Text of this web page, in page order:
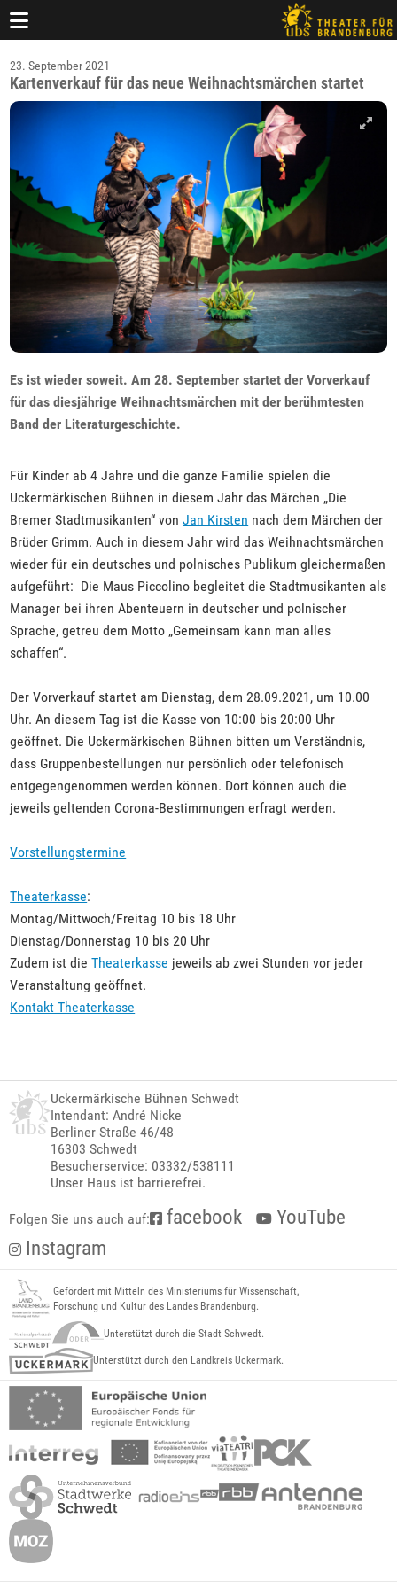
23. September 2021
Kartenverkauf für das neue Weihnachtsmärchen startet
Es ist wieder soweit. Am 28. September startet der Vorverkauf
für das diesjährige Weihnachtsmärchen mit der berühmtesten
Band der Literaturgeschichte.
Für Kinder ab 4 Jahre und die ganze Familie spielen die
Uckermärkischen Bühnen in diesem Jahr das Märchen „Die
Bremer Stadtmusikanten“ vonJan Kirsten nach dem Märchen der
Brüder Grimm. Auch in diesem Jahr wird das Weihnachtsmärchen
wieder für ein deutsches und polnisches Publikum gleichermaßen
aufgeführt: Die Maus Piccolino begleitet die Stadtmusikanten als
Manager bei ihren Abenteuern in deutscher und polnischer
Sprache, getreu dem Motto „Gemeinsam kann man alles
schaffen“.
Der Vorverkauf startet am Dienstag, dem 28.09.2021, um 10.00
Uhr. An diesem Tag ist die Kasse von 10:00 bis 20:00 Uhr
geöffnet. Die Uckermärkischen Bühnen bitten um Verständnis,
dass Gruppenbestellungen nur persönlich oder telefonisch
entgegengenommen werden können. Dort können auch die
jeweils geltenden Corona-Bestimmungen erfragt werden.
Vorstellungstermine
Theaterkasse:
Montag/Mittwoch/Freitag 10 bis 18 Uhr
Dienstag/Donnerstag 10 bis 20 Uhr
Zudem ist dieTheaterkasse jeweils ab zwei Stunden vor jeder
Veranstaltung geöffnet.
Kontakt Theaterkasse
Uckermärkische Bühnen Schwedt
Intendant: André Nicke
Berliner Straße 46/48
16303 Schwedt
Besucherservice: 03332/538111
Unser Haus ist barrierefrei.
Folgen Sie uns auch auf: facebook
YouTube
Instagram
Gefördert mit Mitteln des Ministeriums für Wissenschaft,
Forschung und Kultur des Landes Brandenburg.
Unterstützt durch die Stadt Schwedt.
Unterstützt durch den Landkreis Uckermark.